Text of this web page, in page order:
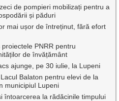
de pompieri mobilizați pentru a
și păduri
mai ușor de întreținut, fără efort
PNRR pentru
de învățământ
ajunge, pe 30 iulie, la Lupeni
Balaton pentru elevi de la
municipiul Lupeni
întoarcerea la rădăcinile timpului